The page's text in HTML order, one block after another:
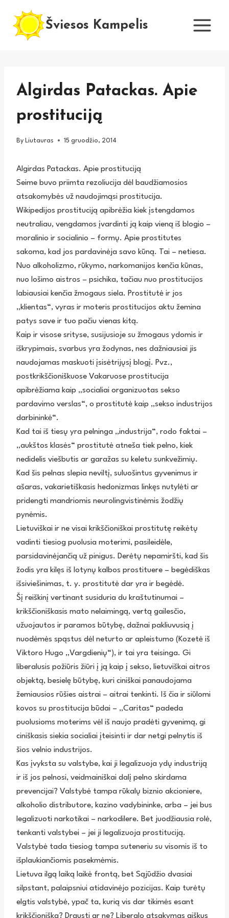
content
Šviesos Kampelis
Algirdas Patackas. Apie
prostituciją
By Liutauras 15 gruodžio, 2014
Algirdas Patackas. Apie prostituciją
Seime buvo priimta rezoliucija dėl baudžiamosios
atsakomybės už naudojimąsi prostitucija.
Wikipedijos prostituciją apibrėžia kiek įstengdamos
neutraliau, vengdamos įvardinti ją kaip vieną iš blogio –
moralinio ir socialinio – formų. Apie prostitutes
sakoma, kad jos pardavinėja savo kūną. Tai – netiesa.
Nuo alkoholizmo, rūkymo, narkomanijos kenčia kūnas,
nuo lošimo aistros – psichika, tačiau nuo prostitucijos
labiausiai kenčia žmogaus siela. Prostitutė ir jos
„klientas“, vyras ir moteris prostitucijos aktu žemina
patys save ir tuo pačiu vienas kitą.
Kaip ir visose srityse, susijusioje su žmogaus ydomis ir
iškrypimais, svarbus yra žodynas, nes dažniausiai jis
naudojamas maskuoti įsisėtrijųsį blogį. Pvz.,
postkrikščioniškuose Vakaruose prostitucija
apibrėžiama kaip „socialiai organizuotas sekso
pardavimo verslas“, o prostitutė kaip „sekso industrijos
darbininkė“.
Kad tai iš tiesų yra pelninga „industrija“, rodo faktai –
„aukštos klasės“ prostitutė atneša tiek pelno, kiek
nedidelis viešbutis ar garažas su keletu sunkvežimių.
Kad šis pelnas slepia neviltį, suluošintus gyvenimus ir
ašaras, vakarietiškasis hedonizmas linkęs nutylėti ar
pridengti mandriomis neurolingvistinėmis žodžių
pynėmis.
Lietuviškai ir ne visai krikščioniškai prostitutę reikėtų
vadinti tiesiog puolusia moterimi, pasileidėle,
parsidavinėjančią už pinigus. Derėtų nepamiršti, kad šis
žodis yra kilęs iš lotynų kalbos prostituere – begėdiškas
išsiviešinimas, t. y. prostitutė dar yra ir begėdė.
Šį reiškinį vertinant susiduria du kraštutinumai –
krikščioniškasis mato nelaimingą, vertą gailesčio,
užuojautos ir paramos būtybę, dažnai pakliuvusią į
nuodėmės spąstus dėl neturto ar apleistumo (Kozetė iš
Viktoro Hugo „Vargdienių“), ir tai yra teisinga. Gi
liberalusis požiūris žiūri į ją kaip į sekso, lietuviškai aitros
objektą, besielę būtybę, kuri ciniškai panaudojama
žemiausios rūšies aistrai – aitrai tenkinti. Iš čia ir siūlomi
kovos su prostitucija būdai – „Caritas“ padeda
puolusioms moterims vėl iš naujo pradėti gyvenimą, gi
ciniškasis siekia socialiai įteisinti ir dar netgi pelnytis iš
šios velnio industrijos.
Kas įvyksta su valstybe, kai ji legalizuoja ydų industriją
ir iš jos pelnosi, veidmainiškai dalį pelno skirdama
prevencijai? Valstybė tampa rūkalų biznio akcioniere,
alkoholio distributore, kazino vadybininke, arba – jei bus
legalizuoti narkotikai – narkodilere. Bet juodžiausia rolė,
tenkanti valstybei – jei ji legalizuoja prostituciją.
Valstybė tada tiesiog tampa suteneriu su visomis iš to
išplaukiančiomis pasekmėmis.
Lietuva ilgą laiką laikė frontą, bet Sąjūdžio dvasiai
silpstant, palaipsniui atidavinėjo pozicijas. Kaip turėtų
elgtis valstybė, ypač ta, kurią vis dar tikimės esant
krikščioniška? Drausti ar ne? Liberalo atsakymas aiškus